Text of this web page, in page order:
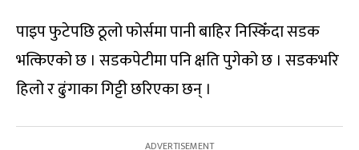
पाइप फुटेपछि ठूलो फोर्समा पानी बाहिर निस्किँदा सडक
भत्किएको छ । सडकपेटीमा पनि क्षति पुगेको छ । सडकभरि
हिलो र ढुंगाका गिट्टी छरिएका छन् ।